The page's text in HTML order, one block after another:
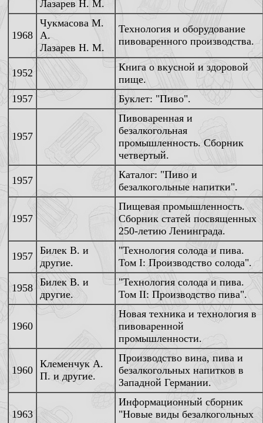
Лазарев Н. М.
1968
Чукмасова М.
А.
Лазарев Н. М.
Технология и оборудование
пивоваренного производства.
1952
Книга о вкусной и здоровой
пище.
1957
Буклет: "Пиво".
1957
Пивоваренная и
безалкогольная
промышленность. Сборник
четвертый.
1957
Каталог: "Пиво и
безалкогольные напитки".
1957
Пищевая промышленность.
Сборник статей посвященных
250-летию Ленинграда.
1957 Билек В. и
другие.
"Технология солода и пива.
Том I: Производство солода".
1958 Билек В. и
другие.
"Технология солода и пива.
Том II: Производство пива".
1960
Новая техника и технология в
пивоваренной
промышленности.
1960
Клеменчук А.
П. и другие.
Производство вина, пива и
безалкогольных напитков в
Западной Германии.
1963
Информационный сборник
"Новые виды безалкогольных